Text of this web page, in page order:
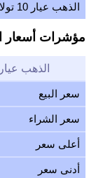
الذهب عيار 10 تولا
مؤشرات أسعار
الذهب عيار 10
سعر البيع
سعر الشراء
أعلى سعر
أدنى سعر